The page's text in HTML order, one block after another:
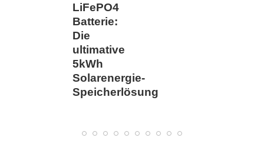
LiFePO4
Batterie:
Die
ultimative
5kWh
Solarenergie-
Speicherlösung